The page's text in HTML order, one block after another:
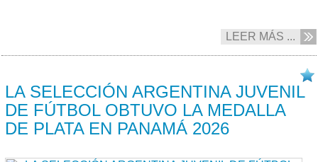
LEER MÁS ...
LA SELECCIÓN ARGENTINA JUVENIL
DE FÚTBOL OBTUVO LA MEDALLA
DE PLATA EN PANAMÁ 2026